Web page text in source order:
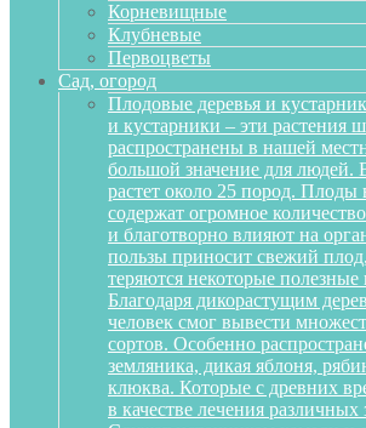
Корневищные
Клубневые
Первоцветы
Сад, огород
Плодовые деревья и
и кустарники – эти растения
распространены в нашей
большой значение для людей.
растет около 25 пород. Плоды
содержат огромное
и благотворно влияют на
пользы приносит свежий
теряются некоторые полезные
Благодаря дикорастущим
человек смог вывести
сортов. Особенно
земляника, дикая яблоня,
клюква. Которые с древних
в качестве лечения различных